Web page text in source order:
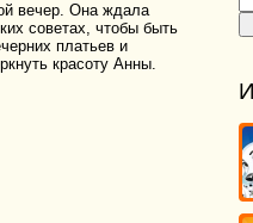
вечер. Она ждала
советах, чтобы быть
платьев и
красоту Анны.